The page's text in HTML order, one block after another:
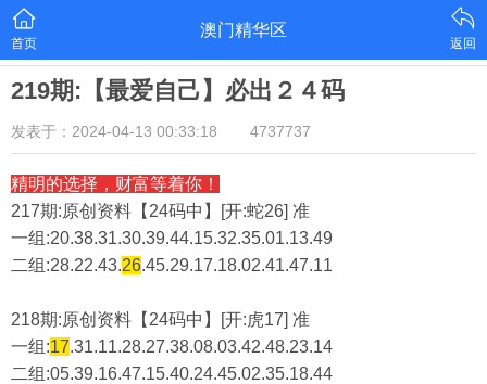
首页
澳门精华区
返回
219期:【最爱自己】必出２４码
发表于：2024-04-13 00:33:18 4737737
精明的选择，财富等着你！
217期:原创资料【24码中】[开:蛇26] 准
一组:20.38.31.30.39.44.15.32.35.01.13.49
二组:28.22.43.26.45.29.17.18.02.41.47.11
218期:原创资料【24码中】[开:虎17] 准
一组:17.31.11.28.27.38.08.03.42.48.23.14
二组:05.39.16.47.15.40.24.45.02.35.18.44